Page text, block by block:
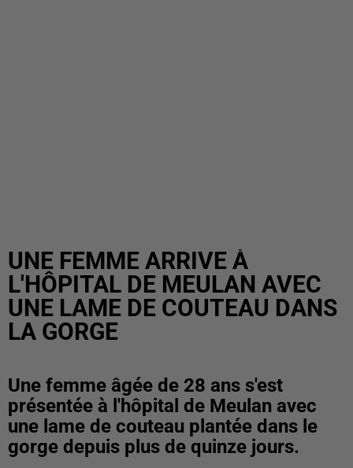
UNE FEMME ARRIVE À
L'HÔPITAL DE MEULAN AVEC
UNE LAME DE COUTEAU DANS
LA GORGE
Une femme âgée de 28 ans s'est
présentée à l'hôpital de Meulan avec
une lame de couteau plantée dans le
gorge depuis plus de quinze jours.